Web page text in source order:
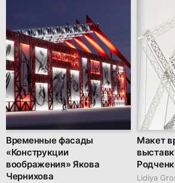
Временные фасады
«Конструкции
воображения» Якова
Чернихова
Макет
Lidiya